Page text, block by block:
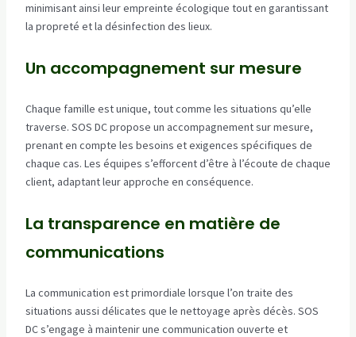
minimisant ainsi leur empreinte écologique tout en garantissant
la propreté et la désinfection des lieux.
Un accompagnement sur mesure
Chaque famille est unique, tout comme les situations qu’elle
traverse. SOS DC propose un accompagnement sur mesure,
prenant en compte les besoins et exigences spécifiques de
chaque cas. Les équipes s’efforcent d’être à l’écoute de chaque
client, adaptant leur approche en conséquence.
La transparence en matière de
communications
La communication est primordiale lorsque l’on traite des
situations aussi délicates que le nettoyage après décès. SOS
DC s’engage à maintenir une communication ouverte et